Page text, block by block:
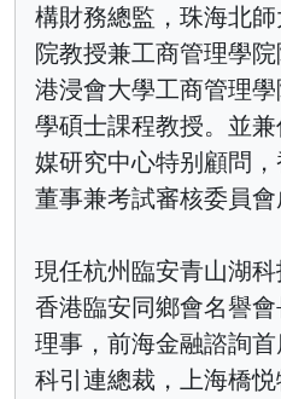
構財務總監，珠海北
院教授兼工商管理學
港浸會大學工商管理
學碩士課程教授。並
媒研究中心特别顧問
董事兼考試審核委員會
現任杭州臨安青山湖科
香港臨安同鄉會名譽
理事，前海金融諮詢
科引連總裁，上海橋